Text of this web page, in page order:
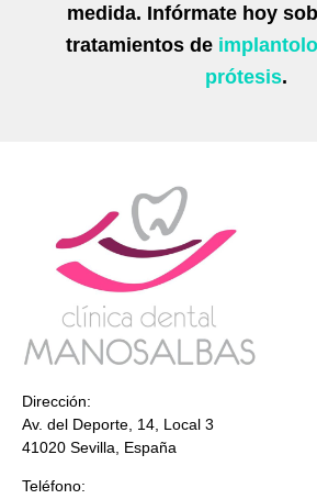
medida. Infórmate hoy
tratamientos de
prótesis.
Dirección:
Av. del Deporte, 14, Local 3
41020 Sevilla, España
Teléfono: